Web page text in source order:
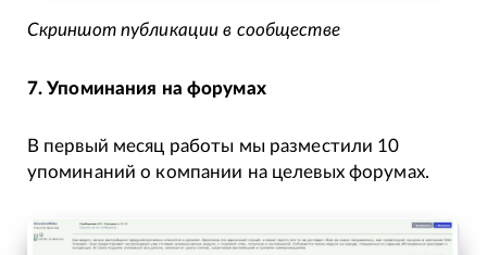
Скриншот публикации в сообществе
7. Упоминания на форумах
В первый месяц работы мы разместили 10
упоминаний о компании на целевых форумах.